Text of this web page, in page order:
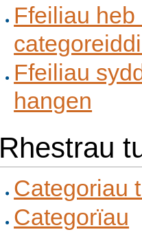
Ffeiliau heb
Ffeiliau
hangen
Rhestrau
Categoriau
Categorïau